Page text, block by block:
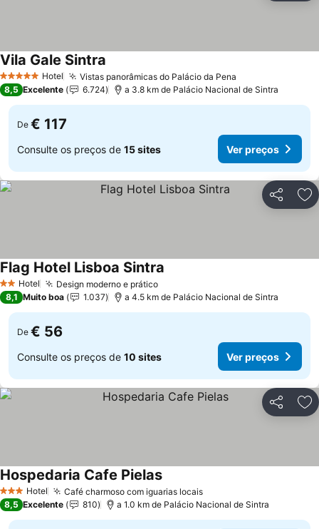
5 Estrelas Hotel Vistas panorâmicas do Palácio da Pena
Vila Gale Sintra
8,5 Excelente 6.724 a 3.8 km de Palácio Nacional de Sintra
De € 117
Consulte os preços de 15 sites Ver preços
Partilhar
2 Estrelas
Hotel Design moderno e prático
Flag Hotel Lisboa Sintra
8,1 Muito boa 1.037 a 4.5 km de Palácio Nacional de Sintra
De € 56
Consulte os preços de 10 sites Ver preços
Partilhar
3 EstrelasHotel Café charmoso com iguarias locais
Hospedaria Cafe Pielas
8,5 Excelente 810 a 1.0 km de Palácio Nacional de Sintra